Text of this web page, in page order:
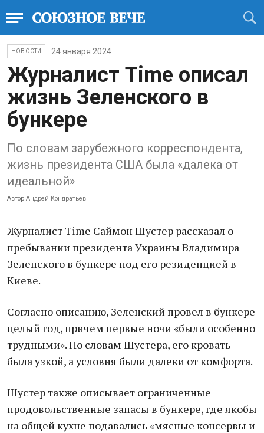
НОВОСТИ 24 января 2024
Журналист Time описал
жизнь Зеленского в
бункере
По словам зарубежного корреспондента,
жизнь президента США была «далека от
идеальной»
Автор Андрей Кондратьев
Журналист Time Саймон Шустер рассказал о
пребывании президента Украины Владимира
Зеленского в бункере под его резиденцией в
Киеве.
Согласно описанию, Зеленский провел в бункере
целый год, причем первые ночи «были особенно
трудными». По словам Шустера, его кровать
была узкой, а условия были далеки от комфорта.
Шустер также описывает ограниченные
продовольственные запасы в бункере, где якобы
на общей кухне подавались «мясные консервы и